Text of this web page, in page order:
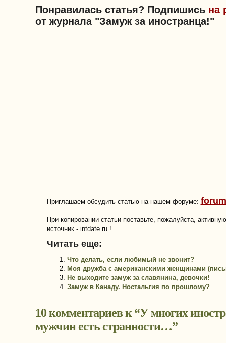
Понравилась статья? Подпишись на
от журнала "Замуж за иностранца!"
Приглашаем обсудить статью на нашем форуме:
При копировании статьи поставьте, пожалуйста,
источник - intdate.ru !
Читать еще:
Что делать, если любимый не звонит?
Моя дружба с американскими женщинами
Не выходите замуж за славянина, девочки!
Замуж в Канаду. Ностальгия по прошлому?
10 комментариев к “У многих
мужчин есть странности…”